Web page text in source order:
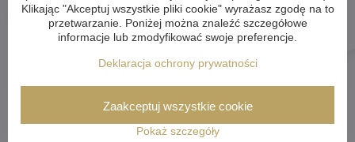
Klikając "Akceptuj wszystkie pliki cookie" wyrażasz zgodę na to
przetwarzanie. Poniżej można znaleźć szczegółowe
informacje lub zmodyfikować swoje preferencje.
Deklaracja ochrony prywatności
Pokaż szczegóły
Zaakceptuj wszystkie cookie